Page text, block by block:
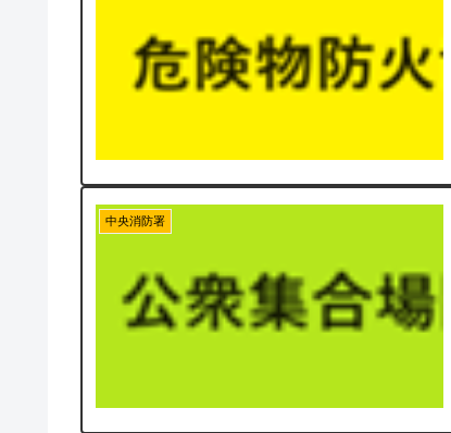
中央消防署